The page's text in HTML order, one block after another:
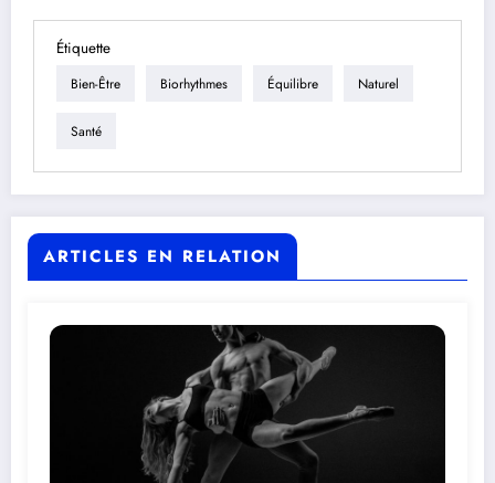
Étiquette
Bien-Être Biorhythmes Équilibre Naturel
Santé
ARTICLES EN RELATION